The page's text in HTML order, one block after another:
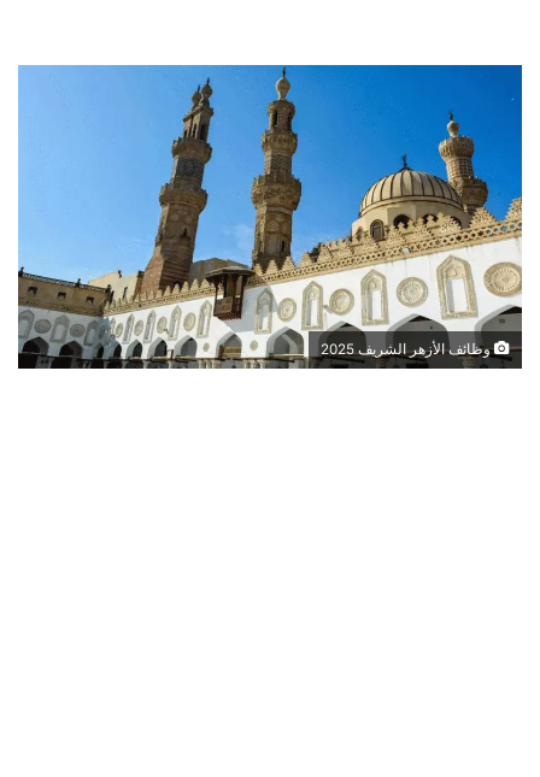
وظائف الأزهر الشريف 2025